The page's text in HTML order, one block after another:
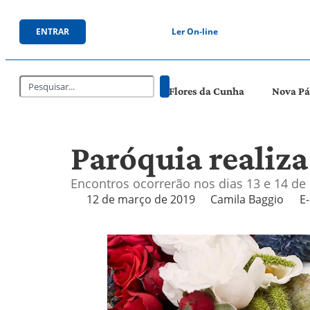
ENTRAR Ler On-line
Flores da Cunha Nova
Paróquia
Encontros ocorrerão nos dias 13 e 14
12 de março de 2019 Camila Baggio